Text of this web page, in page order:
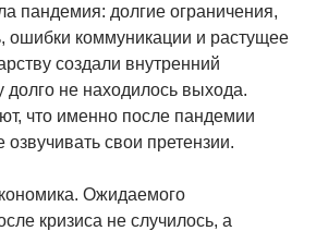
пандемия: долгие ограничения,
ошибки коммуникации и растущее
создали внутренний
долго не находилось выхода.
что именно после пандемии
свои претензии.
Ожидаемого
кризиса не случилось, а